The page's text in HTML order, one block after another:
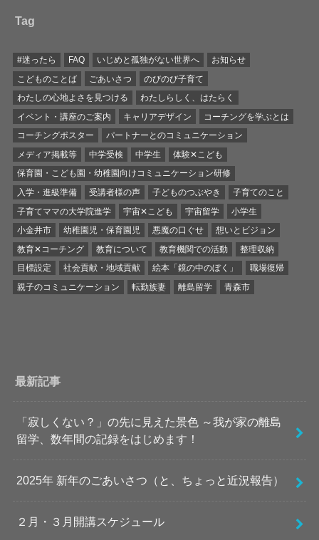
Tag
#迷ったら FAQ いじめと孤独がない世界へ
お知らせ
こどものことば
ごあいさつ
のびのび子育て
わたしの心地よさを見つける
わたしらしく、はたらく
イベント・講座のご案内
キャリアデザイン
コーチングを学ぶとは
コーチングポスター
パートナーとのコミュニケーション
メディア掲載等
中学受検 中学生
体験✕こども
保育園・こども園・幼稚園向けコミュニケーション研修
入学・進級準備
受講者様の声 子どものつぶやき
子育てのこと
子育てママの大学院進学
宇宙✕こども 宇宙留学
小学生
小金井市
幼稚園児・保育園児 悪魔の口ぐせ
想いとビジョン
教育✕コーチング
教育について 教育機関での活動
整理収納
目標設定
社会貢献・地域貢献 絵本「鏡の中のぼく」
職場復帰
親子のコミュニケーション
転勤族妻 離島留学 青森市
最新記事
「寂しくない？」の先に見えた景色 ～我が家の離島
留学、数年間の記録をはじめます！
2025年 新年のごあいさつ（と、ちょっと近況報告）
２月・３月開講スケジュール